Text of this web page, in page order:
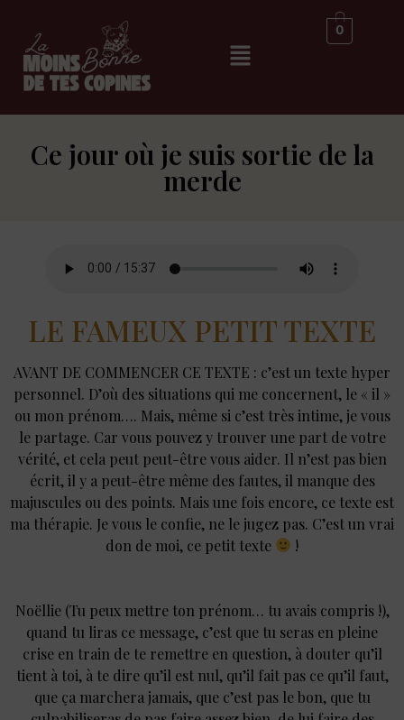
0
Ce jour où je suis sortie de la
merde
LE FAMEUX PETIT TEXTE
AVANT DE COMMENCER CE TEXTE : c’est un texte hyper
personnel. D’où des situations qui me concernent, le « il »
ou mon prénom…. Mais, même si c’est très intime, je vous
le partage. Car vous pouvez y trouver une part de votre
vérité, et cela peut peut-être vous aider. Il n’est pas bien
écrit, il y a peut-être même des fautes, il manque des
majuscules ou des points. Mais une fois encore, ce texte est
ma thérapie. Je vous le confie, ne le jugez pas. C’est un vrai
don de moi, ce petit texte
!
Noëllie (Tu peux mettre ton prénom… tu avais compris !),
quand tu liras ce message, c’est que tu seras en pleine
crise en train de te remettre en question, à douter qu’il
tient à toi, à te dire qu’il est nul, qu’il fait pas ce qu’il faut,
que ça marchera jamais, que c’est pas le bon, que tu